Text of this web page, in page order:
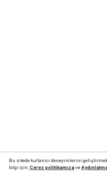
Bu sitede kullanıcı deneyimlerini
bilgi için;Çerez politikamızave